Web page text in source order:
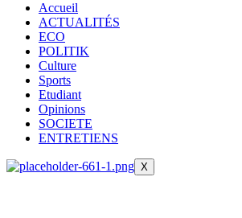
Accueil
ACTUALITÉS
ECO
POLITIK
Culture
Sports
Etudiant
Opinions
SOCIETE
ENTRETIENS
X